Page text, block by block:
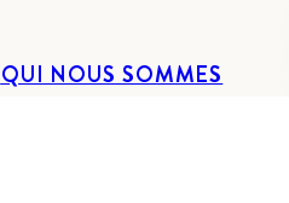
QUI NOUS SOMMES